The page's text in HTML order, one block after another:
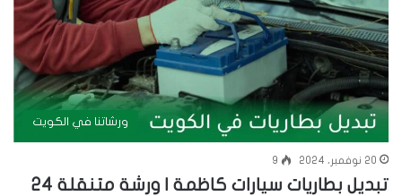
ورشاتنا في الكويت
20 نوفمبر، 2024 9
تبديل بطاريات سيارات كاظمة | ورشة متنقلة 24